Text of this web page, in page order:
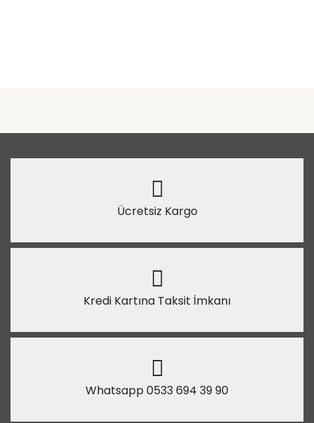
Ücretsiz Kargo
Kredi Kartına Taksit İmkanı
Whatsapp 0533 694 39 90